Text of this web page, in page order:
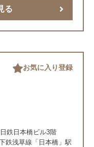
る
鉄日本橋ビル3階
鉄浅草線「日本橋」駅
お気に入り登録